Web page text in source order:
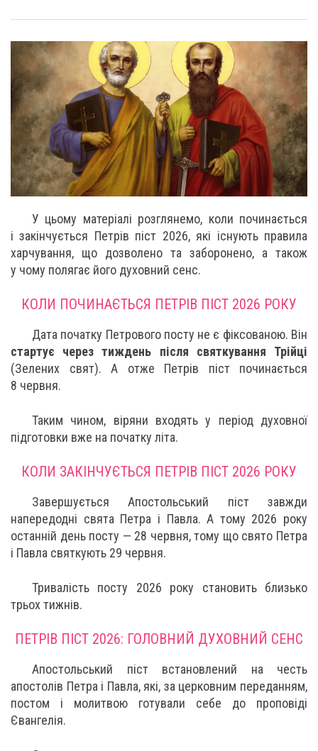
У цьому матеріалі розглянемо, коли починається
і закінчується Петрів піст 2026, які існують правила
харчування, що дозволено та заборонено, а також
у чому полягає його духовний сенс.
КОЛИ ПОЧИНАЄТЬСЯ ПЕТРІВ ПІСТ 2026 РОКУ
Дата початку Петрового посту не є фіксованою. Він
стартує через тиждень після святкування Трійці
(Зелених свят). А отже Петрів піст починається
8 червня.
Таким чином, віряни входять у період духовної
підготовки вже на початку літа.
КОЛИ ЗАКІНЧУЄТЬСЯ ПЕТРІВ ПІСТ 2026 РОКУ
Завершується Апостольський піст завжди
напередодні свята Петра і Павла. А тому 2026 року
останній день посту — 28 червня, тому що свято Петра
і Павла святкують 29 червня.
Тривалість посту 2026 року становить близько
трьох тижнів.
ПЕТРІВ ПІСТ 2026: ГОЛОВНИЙ ДУХОВНИЙ СЕНС
Апостольський піст встановлений на честь
апостолів Петра і Павла, які, за церковним переданням,
постом і молитвою готували себе до проповіді
Євангелія.